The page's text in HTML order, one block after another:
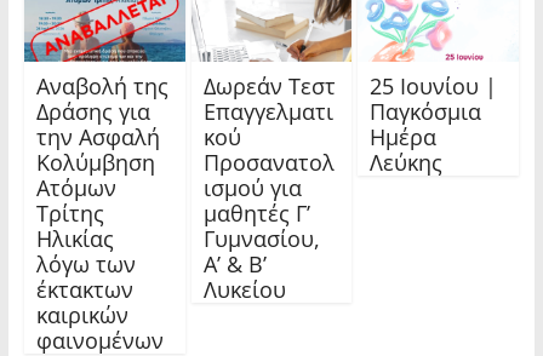
Αναβολή της
Δράσης για
την Ασφαλή
Κολύμβηση
Ατόμων
Τρίτης
Ηλικίας
λόγω των
έκτακτων
καιρικών
φαινομένων
Δωρεάν Τεστ
Επαγγελματι
κού
Προσανατολ
ισμού για
μαθητές Γ’
Γυμνασίου,
Α’ & Β’
Λυκείου
25 Ιουνίου |
Παγκόσμια
Ημέρα
Λεύκης